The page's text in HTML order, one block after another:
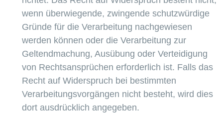
wenn überwiegende, zwingende schutzwürdige
Gründe für die Verarbeitung nachgewiesen
werden können oder die Verarbeitung zur
Geltendmachung, Ausübung oder Verteidigung
von Rechtsansprüchen erforderlich ist. Falls das
Recht auf Widerspruch bei bestimmten
Verarbeitungsvorgängen nicht besteht, wird dies
dort ausdrücklich angegeben.